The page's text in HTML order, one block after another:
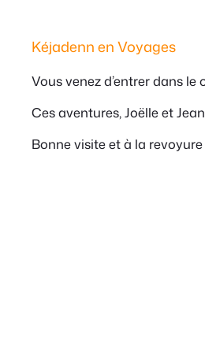
Kéjadenn en Voyages
Vous venez d’entrer dans
Ces aventures, Joëlle et
Bonne visite et à la revoyure